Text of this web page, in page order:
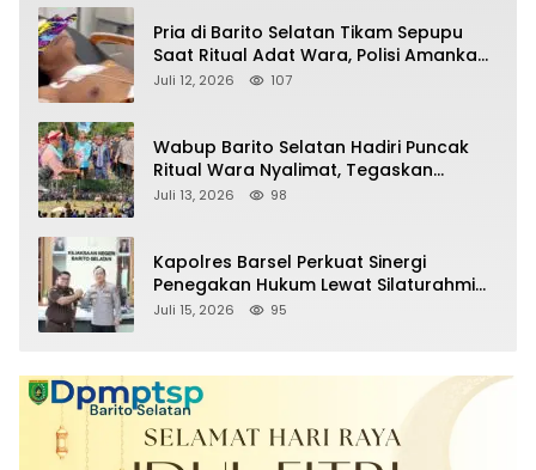
Pria di Barito Selatan Tikam Sepupu
Saat Ritual Adat Wara, Polisi Amankan
Pelaku
Juli 12, 2026 107
Wabup Barito Selatan Hadiri Puncak
Ritual Wara Nyalimat, Tegaskan
Komitmen Lestarikan Budaya Dayak
Juli 13, 2026 98
Kapolres Barsel Perkuat Sinergi
Penegakan Hukum Lewat Silaturahmi
dengan Kajari Barito Selatan
Juli 15, 2026 95